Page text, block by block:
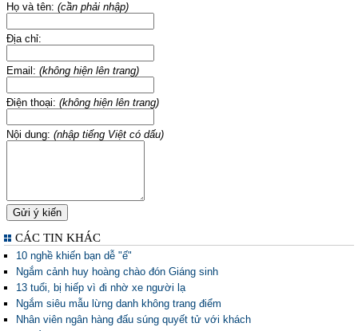
Họ và tên: (cần phải nhập)
Địa chỉ:
Email: (không hiện lên trang)
Điện thoại: (không hiện lên trang)
Nội dung: (nhập tiếng Việt có dấu)
CÁC TIN KHÁC
10 nghề khiến bạn dễ "ế"
Ngắm cảnh huy hoàng chào đón Giáng sinh
13 tuổi, bị hiếp vì đi nhờ xe người lạ
Ngắm siêu mẫu lừng danh không trang điểm
Nhân viên ngân hàng đấu súng quyết tử với khách